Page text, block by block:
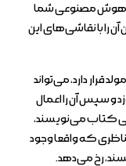
هوش مصنوعی شما
را با نقاشی‌های این
دارد، می‌تواند
و سپس آن را اعمال
کتاب می‌نویسند،
که واقعا وجود
رخ می‌دهد.